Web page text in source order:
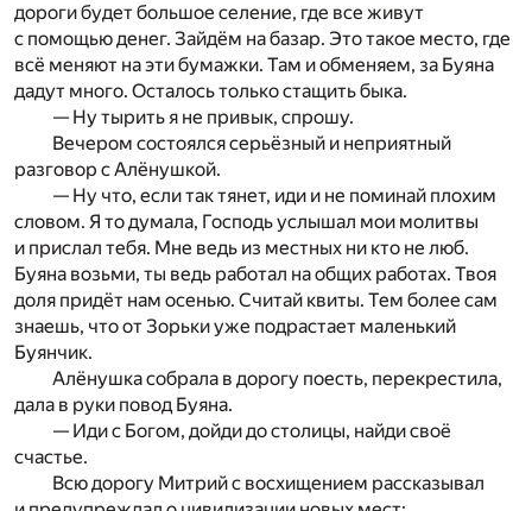
дороги будет большое селение, где все живут
с помощью денег. Зайдём на базар. Это такое место, где
всё меняют на эти бумажки. Там и обменяем, за Буяна
дадут много. Осталось только стащить быка.
— Ну тырить я не привык, спрошу.
Вечером состоялся серьёзный и неприятный
разговор с Алёнушкой.
— Ну что, если так тянет, иди и не поминай плохим
словом. Я то думала, Господь услышал мои молитвы
и прислал тебя. Мне ведь из местных ни кто не люб.
Буяна возьми, ты ведь работал на общих работах. Твоя
доля придёт нам осенью. Считай квиты. Тем более сам
знаешь, что от Зорьки уже подрастает маленький
Буянчик.
Алёнушка собрала в дорогу поесть, перекрестила,
дала в руки повод Буяна.
— Иди с Богом, дойди до столицы, найди своё
счастье.
Всю дорогу Митрий с восхищением рассказывал